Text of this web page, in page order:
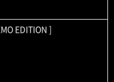
EDITION ]